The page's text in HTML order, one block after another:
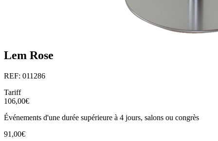
Lem Rose
REF: 011286
Tariff
106,00€
Événements d'une durée supérieure à 4 jours, salons ou congrès
91,00€